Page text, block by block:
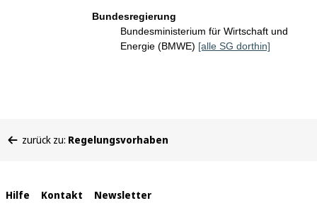
Bundesregierung
Bundesministerium für Wirtschaft und
Energie (BMWE) [alle SG dorthin]
befinden
zurück zu: Regelungsvorhaben
Interne
Hilfe Kontakt Newsletter